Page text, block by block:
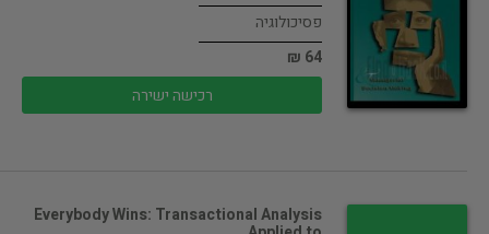
פסיכולוגיה
64 ₪
רכישה ישירה
Everybody Wins: Transactional Analysis